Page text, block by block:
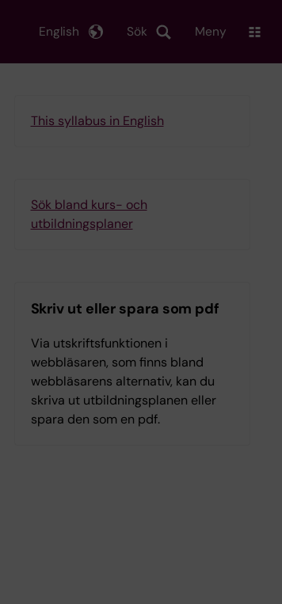
Sök
English Meny
This syllabus in English
Sök bland kurs- och
utbildningsplaner
Skriv ut eller spara som pdf
Via utskriftsfunktionen i
webbläsaren, som finns bland
webbläsarens alternativ, kan du
skriva ut utbildningsplanen eller
spara den som en pdf.